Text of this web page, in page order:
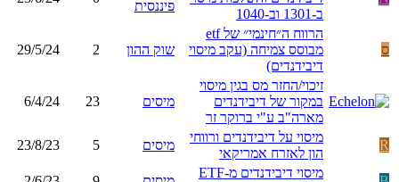
ב-1301 וב-1040
פיננסית
ס
הרווח ה״חינמי״ של etf
מבוסס צמיחה (עקב מיסוי
דיבידנדים)
שוק ההון 2
29/5/24
זיכוי/החזר מס בגין מיסוי
במקור של דיבידנדים
מארה"ב ע"י ברוקר זר
מיסים 23
6/4/24
R
מיסוי על דיבידנדים ורווחי
הון לאזרח אמריקאי
מיסים 5
23/8/23
מיסוי דיבידנדים מ-ETF